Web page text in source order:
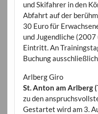
und Skifahrer in den
Abfahrt auf der
30 Euro für
und Jugendliche
Eintritt. An
Buchung
Arlberg Giro
St. Anton am Arlberg
zu den
Gestartet wird am 3.